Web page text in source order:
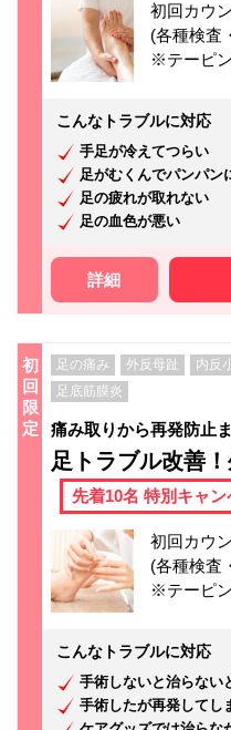
初回カウ
(各種検査
※テーピン
こんなトラブルに対応
手足が冷えてつらい
足がむくんでパンパン
足の疲れが取れない
足の血色が悪い
詳細
初
回
限
定
足の痛み 外反母趾
内反
足底筋膜炎
痛み取りから再発防止
足トラブル改善
先着10名 特別キャン
初回カウ
(各種検査
※テーピン
こんなトラブルに対応
手術しないと治らない
手術したが再発してし